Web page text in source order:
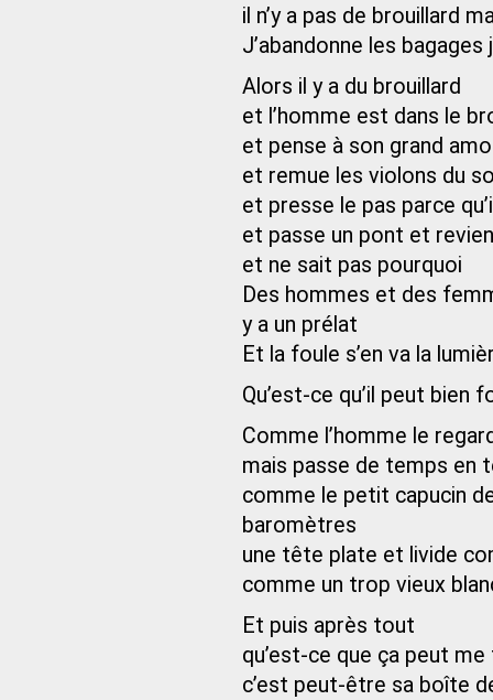
il n’y a pas de brouillard
J’abandonne les
Alors il y a du brouillard
et l’homme est dans le
et pense à son grand
et remue les violons du
et presse le pas parce
et passe un pont et
et ne sait pas pourquoi
Des hommes et des
y a un prélat
Et la foule s’en va la
Qu’est-ce qu’il peut
Comme l’homme le
mais passe de temps en
comme le petit capucin
baromètres
une tête plate et livide
comme un trop vieux
Et puis après tout
qu’est-ce que ça peut
c’est peut-être sa boîte